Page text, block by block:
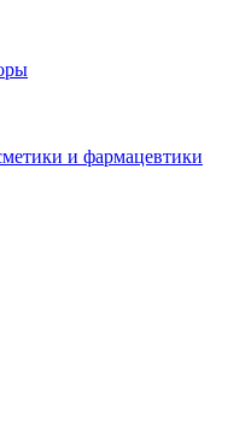
и фармацевтики